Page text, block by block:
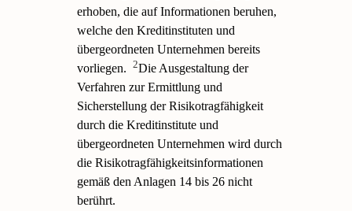
erhoben, die auf Informationen beruhen,
welche den Kreditinstituten und
übergeordneten Unternehmen bereits
vorliegen.
2Die Ausgestaltung der
Verfahren zur Ermittlung und
Sicherstellung der Risikotragfähigkeit
durch die Kreditinstitute und
übergeordneten Unternehmen wird durch
die Risikotragfähigkeitsinformationen
gemäß den Anlagen 14 bis 26 nicht
berührt.